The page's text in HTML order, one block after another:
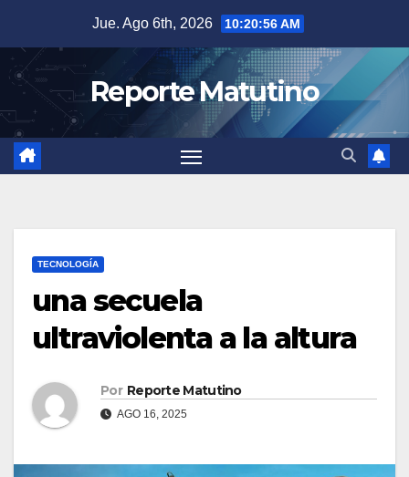
contenido
Jue. Ago 6th, 2026 10:20:58 AM
Reporte Matutino
TECNOLOGÍA
una secuela
ultraviolenta a la altura
Por Reporte Matutino
AGO 16, 2025